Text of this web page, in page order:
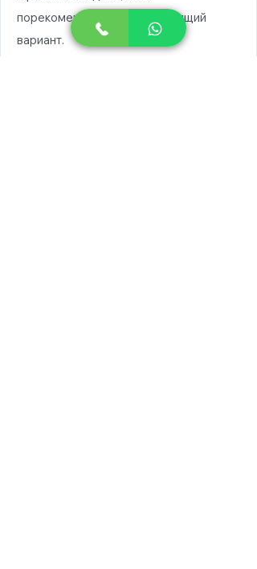
порекомендуем вам подходящий
вариант.